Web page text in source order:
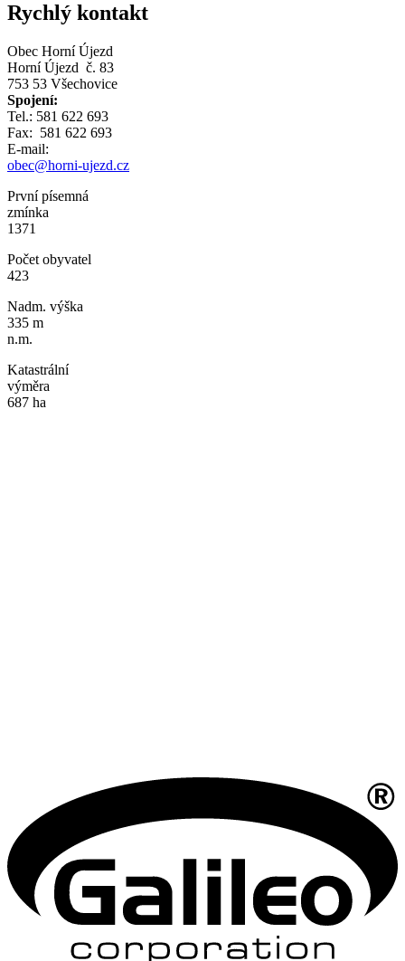
Rychlý kontakt
Obec Horní Újezd
Horní Újezd č. 83
753 53 Všechovice
Spojení:
Tel.: 581 622 693
Fax: 581 622 693
E-mail:
obec@horni-ujezd.cz
První písemná
zmínka
1371
Počet obyvatel
423
Nadm. výška
335 m
n.m.
Katastrální
výměra
687 ha